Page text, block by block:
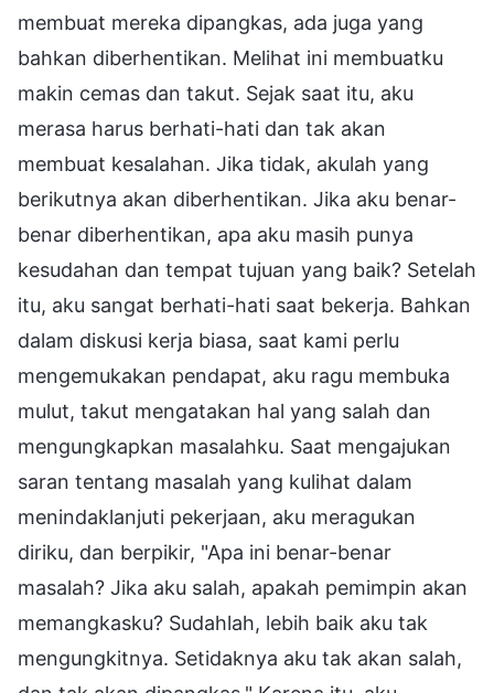
membuat mereka dipangkas, ada juga yang
bahkan diberhentikan. Melihat ini membuatku
makin cemas dan takut. Sejak saat itu, aku
merasa harus berhati-hati dan tak akan
membuat kesalahan. Jika tidak, akulah yang
berikutnya akan diberhentikan. Jika aku benar-
benar diberhentikan, apa aku masih punya
kesudahan dan tempat tujuan yang baik? Setelah
itu, aku sangat berhati-hati saat bekerja. Bahkan
dalam diskusi kerja biasa, saat kami perlu
mengemukakan pendapat, aku ragu membuka
mulut, takut mengatakan hal yang salah dan
mengungkapkan masalahku. Saat mengajukan
saran tentang masalah yang kulihat dalam
menindaklanjuti pekerjaan, aku meragukan
diriku, dan berpikir, "Apa ini benar-benar
masalah? Jika aku salah, apakah pemimpin akan
memangkasku? Sudahlah, lebih baik aku tak
mengungkitnya. Setidaknya aku tak akan salah,